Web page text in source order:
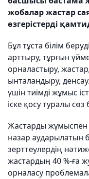
жобалар жастар
өзгерістерді
Бұл тұста білім
арттыру, тұрғын
орналастыру,
ынталандыру,
үшін тиімді жұмыс
іске қосу туралы
Жастарды жұмыспен
назар аударылатын
зерттеулердің
жастардың 40 %-ға
орналасу